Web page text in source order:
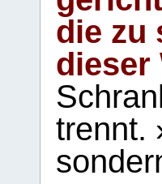
die zu
dieser
trennt.